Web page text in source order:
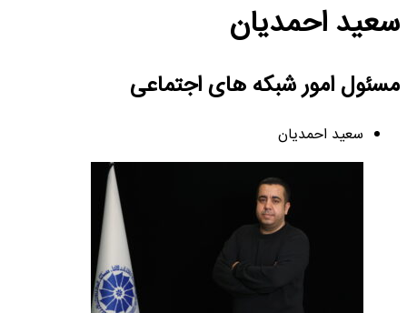
سعید احمدیان
مسئول امور شبکه های اجتماعی
سعید احمدیان